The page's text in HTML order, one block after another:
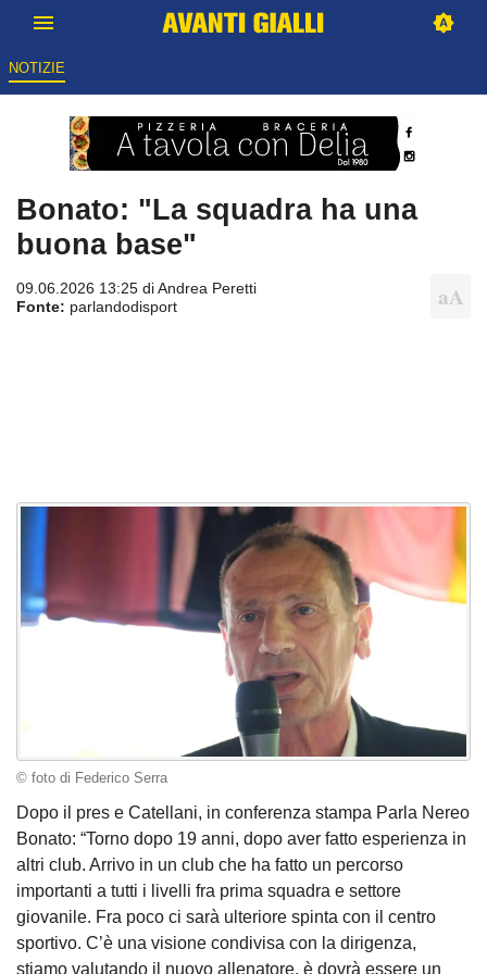
NOTIZIE
Bonato: "La squadra ha una
buona base"
09.06.2026 13:25 diAndrea Peretti
Fonte: parlandodisport
© foto di Federico Serra
Dopo il pres e Catellani, in conferenza stampa Parla Nereo
Bonato: “Torno dopo 19 anni, dopo aver fatto esperienza in
altri club. Arrivo in un club che ha fatto un percorso
importanti a tutti i livelli fra prima squadra e settore
giovanile. Fra poco ci sarà ulteriore spinta con il centro
sportivo. C’è una visione condivisa con la dirigenza,
stiamo valutando il nuovo allenatore, è dovrà essere un